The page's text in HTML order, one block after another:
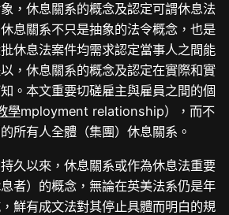
，休息關系的概念及認定可謂休息法
息關系不只是抽象的法令概念，也是
休息法案件均需求認定當事人之間能
，休息關系的概念及認定在實際和實
。本文重要切磋雇主與雇員之間的個
學mployment relationship），而不
所有人全體（集團）休息關系。
久以來，休息關系或作為休息法重要
者）的概念，無論在英美法系仍是年
鮮有成文法對其停止具體而明白的規